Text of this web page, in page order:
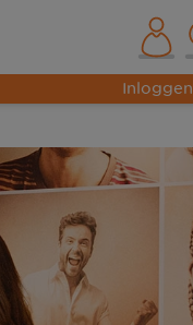
Inloggen